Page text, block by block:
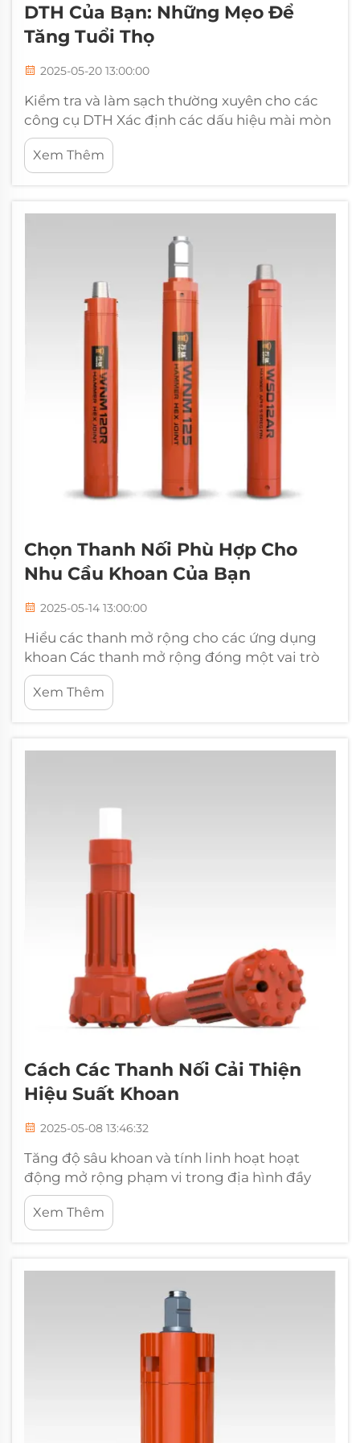
DTH Của Bạn: Những Mẹo Để
Tăng Tuổi Thọ
2025-05-20 13:00:00
Kiểm tra và làm sạch thường xuyên cho các
công cụ DTH Xác định các dấu hiệu mài mòn
và hư hỏng Kiểm tra các công cụ DTH thường
xuyên tạo ra sự khác biệt khi phát hiện các
dấu hiệu mài mòn và hư hỏng sớm. Khi kiểm
phải...
Xem Thêm
Chọn Thanh Nối Phù Hợp Cho
Nhu Cầu Khoan Của Bạn
2025-05-14 13:00:00
Hiểu các thanh mở rộng cho các ứng dụng
khoan Các thanh mở rộng đóng một vai trò
quan trọng trong công việc khoan, hoạt động
như các kết nối giữa khoan thực tế và bất cứ
điều gì nó cung cấp. Họ cho phép công nhân
Xem Thêm
Cách Các Thanh Nối Cải Thiện
Hiệu Suất Khoan
2025-05-08 13:46:32
Tăng độ sâu khoan và tính linh hoạt hoạt
động mở rộng phạm vi trong địa hình đầy
thách thức Các thanh mở rộng khoan giúp
giải quyết các điều kiện địa chất khó khăn
khiến các phương pháp khoan truyền thống
dốc dốc...
Xem Thêm